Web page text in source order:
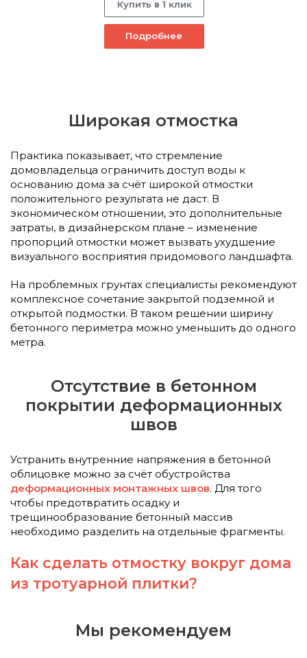
Купить в 1 клик
Подробнее
Широкая отмостка
Практика показывает, что стремление
домовладельца ограничить доступ воды к
основанию дома за счёт широкой отмостки
положительного результата не даст. В
экономическом отношении, это дополнительные
затраты, в дизайнерском плане – изменение
пропорций отмостки может вызвать ухудшение
визуального восприятия придомового ландшафта.
На проблемных грунтах специалисты рекомендуют
комплексное сочетание закрытой подземной и
открытой подмостки. В таком решении ширину
бетонного периметра можно уменьшить до одного
метра.
Отсутствие в бетонном
покрытии деформационных
швов
Устранить внутренние напряжения в бетонной
облицовке можно за счёт обустройства
деформационных монтажных швов. Для того
чтобы предотвратить осадку и
трещинообразование бетонный массив
необходимо разделить на отдельные фрагменты.
Как сделать отмостку вокруг дома
из тротуарной плитки?
Мы рекомендуем